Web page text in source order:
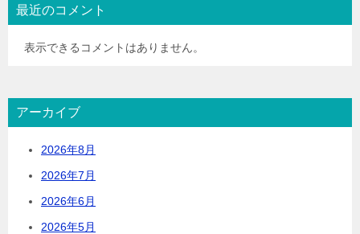
最近のコメント
表示できるコメントはありません。
アーカイブ
2026年8月
2026年7月
2026年6月
2026年5月